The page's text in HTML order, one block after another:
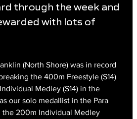
through the week and
with lots of
(North Shore) was in record
the 400m Freestyle (S14)
Medley (S14) in the
our solo medallist in the Para
the 200m Individual Medley